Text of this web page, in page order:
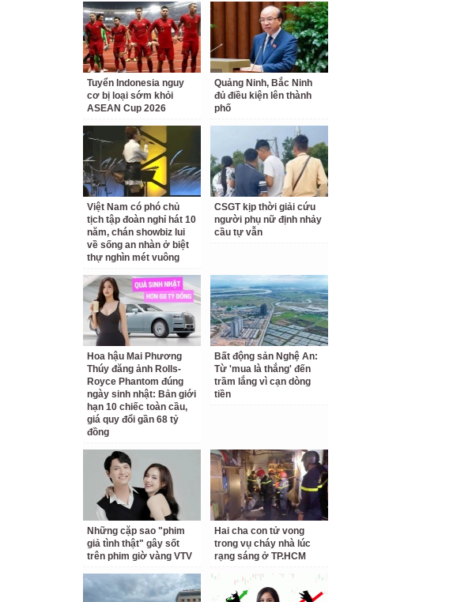
Tuyển Indonesia nguy
cơ bị loại sớm khỏi
ASEAN Cup 2026
Quảng Ninh, Bắc Ninh
đủ điều kiện lên thành
phố
Việt Nam có phó chủ
tịch tập đoàn nghỉ hát 10
năm, chán showbiz lui
về sống an nhàn ở biệt
thự nghìn mét vuông
CSGT kịp thời giải cứu
người phụ nữ định nhảy
cầu tự vẫn
Hoa hậu Mai Phương
Thúy đăng ảnh Rolls-
Royce Phantom đúng
ngày sinh nhật: Bản giới
hạn 10 chiếc toàn cầu,
giá quy đổi gần 68 tỷ
đồng
Bất động sản Nghệ An:
Từ 'mua là thắng' đến
trầm lắng vì cạn dòng
tiền
Những cặp sao "phim
giả tình thật" gây sốt
trên phim giờ vàng VTV
Hai cha con tử vong
trong vụ cháy nhà lúc
rạng sáng ở TP.HCM